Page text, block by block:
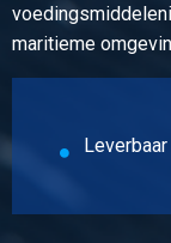
Artikelnummer
2450-0122-603
Omschrijving
maritieme